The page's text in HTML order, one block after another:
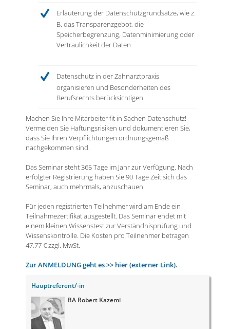
Erläuterung der Datenschutzgrundsätze, wie z.
B. das Transparenzgebot, die
Speicherbegrenzung, Datenminimierung oder
Vertraulichkeit der Daten
Datenschutz in der Zahnarztpraxis
organisieren und Besonderheiten des
Berufsrechts berücksichtigen.
Machen Sie Ihre Mitarbeiter fit in Sachen Datenschutz!
Vermeiden Sie Haftungsrisiken und dokumentieren Sie,
dass Sie Ihren Verpflichtungen ordnungsgemäß
nachgekommen sind.
Das Seminar steht 365 Tage im Jahr zur Verfügung. Nach
erfolgter Registrierung haben Sie 90 Tage Zeit sich das
Seminar, auch mehrmals, anzuschauen.
Für jeden registrierten Teilnehmer wird am Ende ein
Teilnahmezertifikat ausgestellt. Das Seminar endet mit
einem kleinen Wissenstest zur Verständnisprüfung und
Wissenskontrolle. Die Kosten pro Teilnehmer betragen
47,77 € zzgl. MwSt.
Zur ANMELDUNG geht es >> hier (externer Link).
Hauptreferent/-in
RA Robert Kazemi